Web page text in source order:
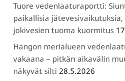
Tuore vedenlaaturaportti:
paikallisia
jokivesien tuoma kuormitus
Hangon merialueen
vakaana – pitkän aikavälin
näkyvät silti 28.5.2026